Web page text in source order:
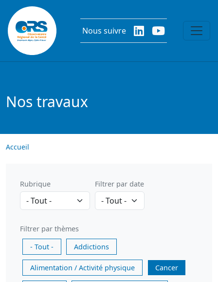
Aller au contenu principal
Nous suivre
Nos travaux
Accueil
Rubrique Filtrer par date
Filtrer par thèmes
- Tout -
Addictions
Alimentation / Activité physique Cancer